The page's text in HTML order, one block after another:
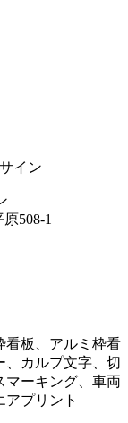
508-1
看板、アルミ枠看
、カルプ文字、切
マーキング、車両
プリント